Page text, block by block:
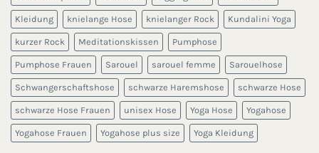
Kleidung knielange Hose knielanger Rock Kundalini Yoga
kurzer Rock Meditationskissen Pumphose
Pumphose Frauen Sarouel sarouel femme Sarouelhose
Schwangerschaftshose schwarze Haremshose schwarze Hose
schwarze Hose Frauen unisex Hose Yoga Hose Yogahose
Yogahose Frauen Yogahose plus size Yoga Kleidung